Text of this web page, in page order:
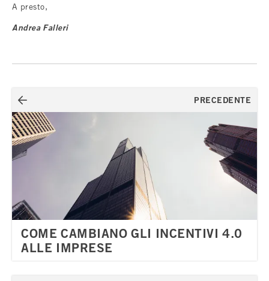
A presto,
Andrea Falleri
Navigazione
articoli
PRECEDENTE
COME CAMBIANO GLI INCENTIVI 4.0
ALLE IMPRESE